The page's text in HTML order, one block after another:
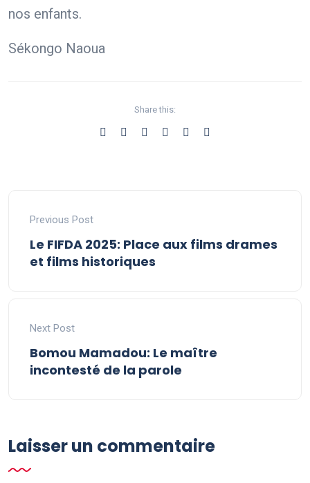
nos enfants.
Sékongo Naoua
Share this:
Previous Post
Le FIFDA 2025: Place aux films drames
et films historiques
Next Post
Bomou Mamadou: Le maître
incontesté de la parole
Laisser un commentaire